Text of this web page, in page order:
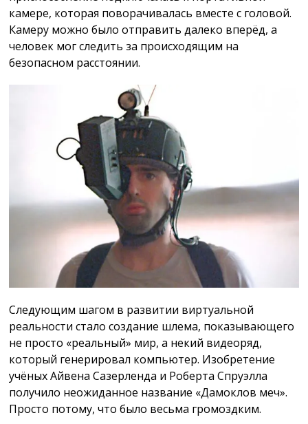
камере, которая поворачивалась вместе с головой.
Камеру можно было отправить далеко вперёд, а
человек мог следить за происходящим на
безопасном расстоянии.
Следующим шагом в развитии виртуальной
реальности стало создание шлема, показывающего
не просто «реальный» мир, а некий видеоряд,
который генерировал компьютер. Изобретение
учёных Айвена Сазерленда и Роберта Спруэлла
получило неожиданное название «Дамоклов меч».
Просто потому, что было весьма громоздким.